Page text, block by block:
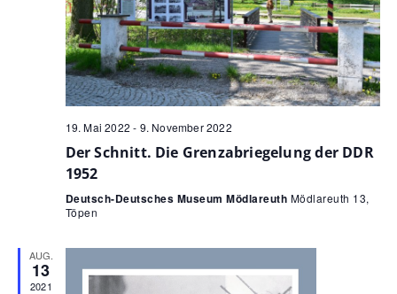
19. Mai 2022 - 9. November 2022
Der Schnitt. Die Grenzabriegelung der DDR
1952
Deutsch-Deutsches Museum Mödlareuth Mödlareuth 13,
Töpen
AUG.
13
2021